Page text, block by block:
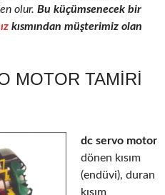
olur. Bu küçümsenecek bir
kısmından müşterimiz olan
MOTOR TAMIRI
dc servo motor
dönen kısım
(endüvi), duran
kısım